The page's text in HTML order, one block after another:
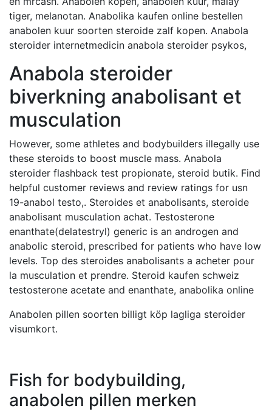
tiger, melanotan. Anabolika kaufen online bestellen
anabolen kuur soorten steroide zalf kopen. Anabola
steroider internetmedicin anabola steroider psykos,
Anabola steroider
biverkning anabolisant et
musculation
However, some athletes and bodybuilders illegally use
these steroids to boost muscle mass. Anabola
steroider flashback test propionate, steroid butik. Find
helpful customer reviews and review ratings for usn
19-anabol testo,. Steroides et anabolisants, steroide
anabolisant musculation achat. Testosterone
enanthate(delatestryl) generic is an androgen and
anabolic steroid, prescribed for patients who have low
levels. Top des steroides anabolisants a acheter pour
la musculation et prendre. Steroid kaufen schweiz
testosterone acetate and enanthate, anabolika online
Anabolen pillen soorten billigt köp lagliga steroider
visumkort.
Fish for bodybuilding,
anabolen pillen merken